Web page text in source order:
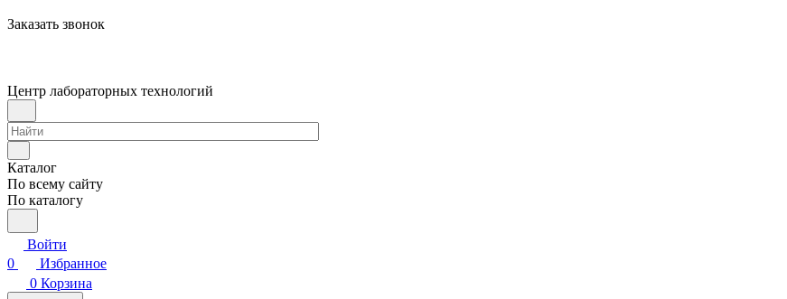
Заказать звонок
Центр лабораторных технологий
Каталог
По всему сайту
По каталогу
Войти
0
Избранное
0 Корзина